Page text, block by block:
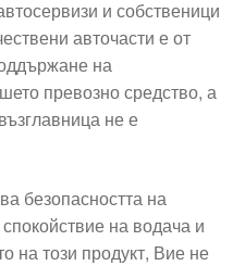
и собственици
авточасти е от
на
превозно средство, а
не е
безопасността на
на водача и
на този продукт, Вие не